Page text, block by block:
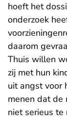
hoeft het
onderzoek
daarom
Thuis willen
zij met hun
uit angst voor
menen dat de
niet serieus te